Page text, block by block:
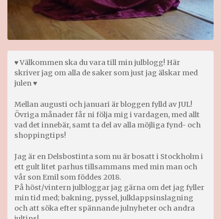
♥ Välkommen ska du vara till min julblogg! Här
skriver jag om alla de saker som just jag älskar med
julen ♥
Mellan augusti och januari är bloggen fylld av JUL!
Övriga månader får ni följa mig i vardagen, med allt
vad det innebär, samt ta del av alla möjliga fynd- och
shoppingtips!
Jag är en Delsbostinta som nu är bosatt i Stockholm i
ett gult litet parhus tillsammans med min man och
vår son Emil som föddes 2018.
På höst/vintern julbloggar jag gärna om det jag fyller
min tid med; bakning, pyssel, julklappsinslagning
och att söka efter spännande julnyheter och andra